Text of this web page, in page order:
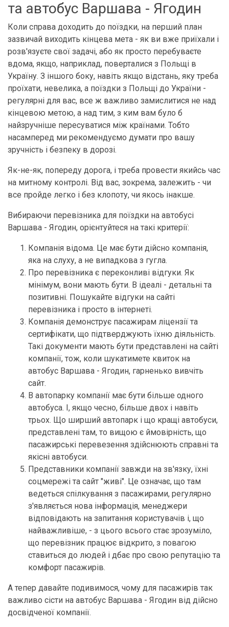
та автобус Варшава - Ягодин
Коли справа доходить до поїздки, на перший план
зазвичай виходить кінцева мета - як ви вже приїхали і
розв'язуєте свої задачі, або як просто перебуваєте
вдома, якщо, наприклад, поверталися з Польщі в
Україну. З іншого боку, навіть якщо відстань, яку треба
проїхати, невелика, а поїздки з Польщі до України -
регулярні для вас, все ж важливо замислитися не над
кінцевою метою, а над тим, з ким вам було б
найзручніше пересуватися між країнами. Тобто
насамперед ми рекомендуємо думати про вашу
зручність і безпеку в дорозі.
Як-не-як, попереду дорога, і треба провести якийсь час
на митному контролі. Від вас, зокрема, залежить - чи
все пройде легко і без клопоту, чи якось інакше.
Вибираючи перевізника для поїздки на автобусі
Варшава - Ягодин, орієнтуйтеся на такі критерії:
Компанія відома. Це має бути дійсно компанія,
яка на слуху, а не випадкова з гугла.
Про перевізника є переконливі відгуки. Як
мінімум, вони мають бути. В ідеалі - детальні та
позитивні. Пошукайте відгуки на сайті
перевізника і просто в інтернеті.
Компанія демонструє пасажирам ліцензії та
сертифікати, що підтверджують їхню діяльність.
Такі документи мають бути представлені на сайті
компанії, тож, коли шукатимете квиток на
автобус Варшава - Ягодин, гарненько вивчіть
сайт.
В автопарку компанії має бути більше одного
автобуса. І, якщо чесно, більше двох і навіть
трьох. Що ширший автопарк і що кращі автобуси,
представлені там, то вищою є ймовірність, що
пасажирські перевезення здійснюють справні та
якісні автобуси.
Представники компанії завжди на зв'язку, їхні
соцмережі та сайт "живі". Це означає, що там
ведеться спілкування з пасажирами, регулярно
з'являється нова інформація, менеджери
відповідають на запитання користувачів і, що
найважливіше, - з цього всього стає зрозуміло,
що перевізник працює відкрито, з повагою
ставиться до людей і дбає про свою репутацію та
комфорт пасажирів.
А тепер давайте подивимося, чому для пасажирів так
важливо сісти на автобус Варшава - Ягодин від дійсно
досвідченої компанії.